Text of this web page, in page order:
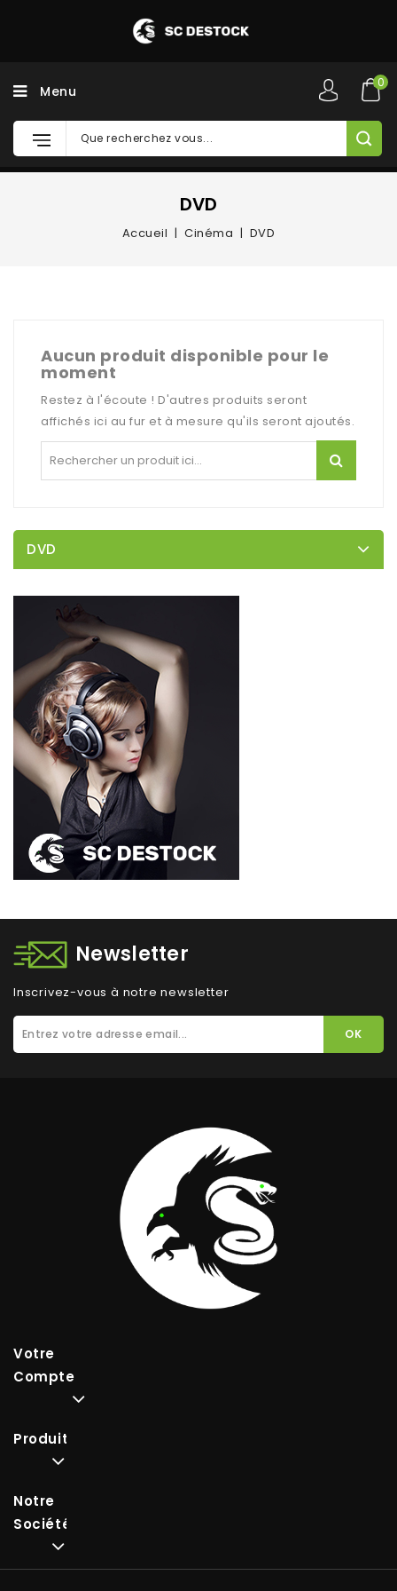
Menu
0
DVD
Accueil Cinéma DVD
Aucun produit disponible pour le
moment
Restez à l'écoute ! D'autres produits seront
affichés ici au fur et à mesure qu'ils seront ajoutés.
DVD
Newsletter
Inscrivez-vous à notre newsletter
Votre
Compte
Produits
Notre
Société